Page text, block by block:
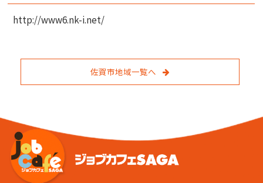
http://www6.nk-i.net/
佐賀市地域一覧へ